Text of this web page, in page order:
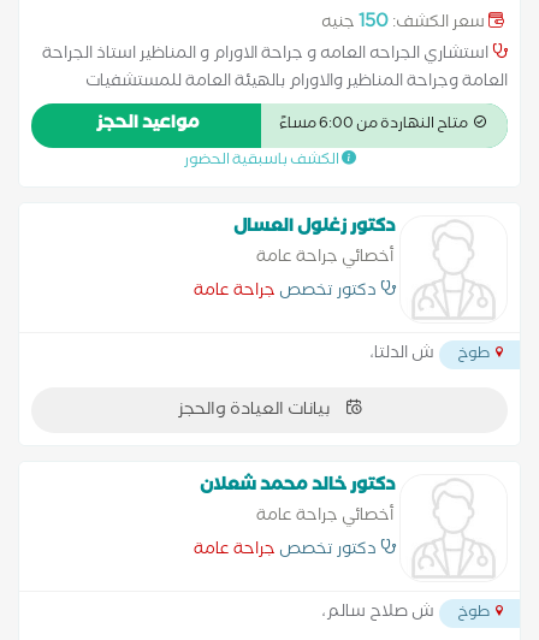
سعر الكشف:150جنيه
استشاري الجراحه العامه و جراحة الاورام و المناظير استاذ الجراحة
العامة وجراحة المناظير والاورام بالهيئة العامة للمستشفيات
والمعاهد التعليمية ماجستير الجراحة العامة وجراحة المناظير
والاورام منذ2012 دكتوراه الجراحة العامة وجراحة المناظير والاورام
منذ 2018 مدرب الجراحة العامة بالزماله المصرية استئصال المراره
بالمنظار اصلاح فتق الحجاب الحاجز بالمنظار اصلاح الفتق الاربي
بالمنظار عمليات السمنه استئصال البواسير والشرخ والناصور بالليزر
وجهاز الليجاشور عمليات التثدي عمليات شد البطن جراحات الثدي
والغده الدرقيه استئصال اورام القولون
متاح النهاردة من 6:00 مساءً مواعيد الحجز
الكشف باسبقية الحضور
دكتور زغلول العسال
أخصائي جراحة عامة
دكتور تخصص جراحة عامة
طوخ ش الدلتا،
بيانات العيادة والحجز
دكتور خالد محمد شعلان
أخصائي جراحة عامة
دكتور تخصص جراحة عامة
طوخ ش صلاح سالم،